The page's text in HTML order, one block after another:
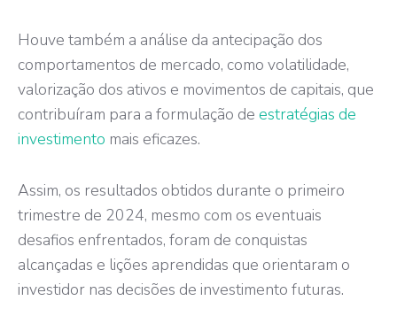
Houve também a análise da antecipação dos
comportamentos de mercado, como volatilidade,
valorização dos ativos e movimentos de capitais, que
contribuíram para a formulação de estratégias de
investimento mais eficazes.
Assim, os resultados obtidos durante o primeiro
trimestre de 2024, mesmo com os eventuais
desafios enfrentados, foram de conquistas
alcançadas e lições aprendidas que orientaram o
investidor nas decisões de investimento futuras.